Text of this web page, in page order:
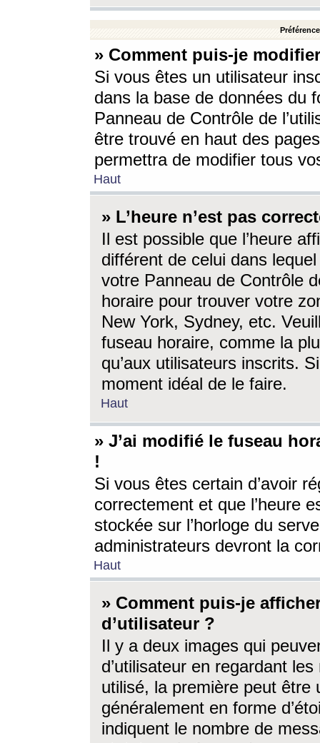
» Comment puis-je
Si vous êtes un utilisateur
dans la base de données du
Panneau de Contrôle de
être trouvé en haut des
permettra de modifier tous
Haut
» L’heure n’est pas
Il est possible que l’heure
différent de celui dans
votre Panneau de Contrôle
horaire pour trouver votre
New York, Sydney, etc.
fuseau horaire, comme la
qu’aux utilisateurs inscrits.
moment idéal de le faire.
Haut
» J’ai modifié le fuseau
!
Si vous êtes certain d’avoir
correctement et que l’heure
stockée sur l’horloge du
administrateurs devront la
Haut
» Comment puis-je
d’utilisateur ?
Il y a deux images qui
d’utilisateur en regardant
utilisé, la première peut être
généralement en forme
indiquent le nombre de